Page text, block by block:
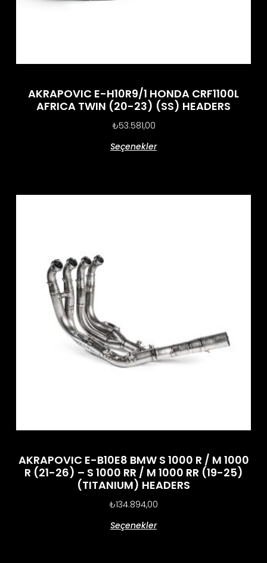
AKRAPOVIC E-H10R9/1 HONDA CRF1100L
AFRICA TWIN (20-23) (SS) HEADERS
₺53.581,00
Seçenekler
AKRAPOVIC E-B10E8 BMW S 1000 R / M 1000
R (21-26) – S 1000 RR / M 1000 RR (19-25)
(TITANIUM) HEADERS
₺134.894,00
Seçenekler